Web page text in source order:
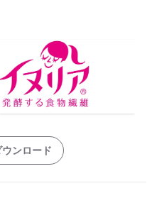
ンロード